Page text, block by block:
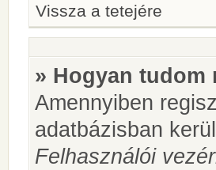
Vissza a tetejére
» Hogyan tudom
Amennyiben
adatbázisban
Felhasználói